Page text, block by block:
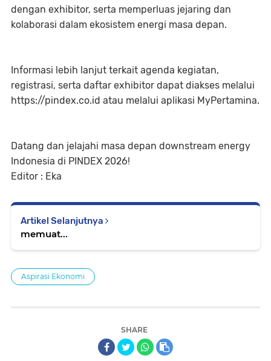
dengan exhibitor, serta memperluas jejaring dan
kolaborasi dalam ekosistem energi masa depan.
Informasi lebih lanjut terkait agenda kegiatan,
registrasi, serta daftar exhibitor dapat diakses melalui
https://pindex.co.id atau melalui aplikasi MyPertamina.
Datang dan jelajahi masa depan downstream energy
Indonesia di PINDEX 2026!
Editor : Eka
Artikel Selanjutnya
memuat...
Aspirasi Ekonomi
SHARE